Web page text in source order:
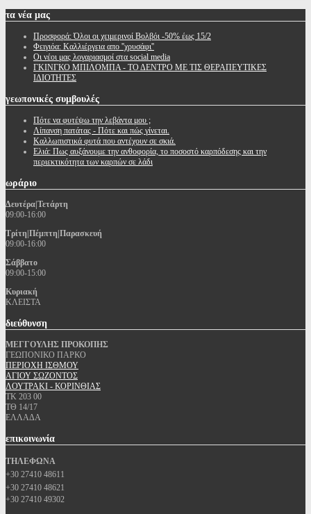
τα νέα μας
Προσφορά: Όλοι οι χειμερινοί Βολβόι -50% έως 15/2
Φειγιόα: Καλλιέργεια απο ''χρυσάφι''
Oι νέοι μας λογαριασμοί στα social media
ΓΚΙΝΓΚΟ ΜΠΙΛΟΜΠΑ - ΤΟ ΔΕΝΤΡΟ ΜΕ ΤΙΣ ΘΕΡΑΠΕΥΤΙΚΕΣ
ΙΔΙΟΤΗΤΕΣ
γεωπονικές συμβουλές
Πότε να φυτέψω την λεβάντα μου ;
Λίπανση πατάτας - Πότε και πώς γίνεται.
Καλλωπιστικά φυτά που αντέχουν σε σκιά.
Ελιά: Πως αυξάνουμε την ανθοφορία, το ποσοστό καρπόδεσης και την
περιεκτικότητα των καρπών σε λάδι
ωράριο
Δευτέρα|Τετάρτη
09:00-16:00
Τρίτη|Πέμπτη|Παρασκευή
09:00-16:00
Σάββατο
09:00-15:00
Κυριακή
ΚΛΕΙΣΤΑ
διεύθυνση
ΜΕΓΓΟΥΛΗΣ ΠΡΟΚΟΠΗΣ
ΓΕΩΠΟΝΙΚΟ ΠΑΡΚΟ
ΠΕΡΙΟΧΗ ΙΣΘΜΟΥ
ΑΓΙΟΥ ΣΩΖΟΝΤΟΣ
ΛΟΥΤΡΑΚΙ - ΚΟΡΙΝΘΙΑΣ
ΤΚ 203 00
ΤΘ 14/17
ΕΛΛΑΔΑ
επικοινωνία
ΤΗΛΕΦΩΝΑ
+30 27410 48611
+30 27410 48621
+30 27410 49302